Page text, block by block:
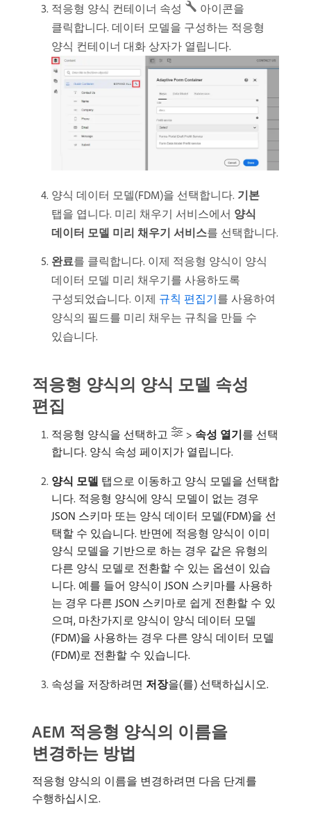
적응형 양식 컨테이너 속성
아이콘을
클릭합니다. 데이터 모델을 구성하는 적응형
양식 컨테이너 대화 상자가 열립니다.
양식 데이터 모델(FDM)을 선택합니다. 기본
탭을 엽니다. 미리 채우기 서비스에서 양식
데이터 모델 미리 채우기 서비스​를 선택합니다.
완료​를 클릭합니다. 이제 적응형 양식이 양식
데이터 모델 미리 채우기를 사용하도록
구성되었습니다. 이제 규칙 편집기를 사용하여
양식의 필드를 미리 채우는 규칙을 만들 수
있습니다.
적응형 양식의 양식 모델 속성
편집
적응형 양식을 선택하고 > 속성 열기​를 선택
합니다. 양식 속성 페이지가 열립니다.
양식 모델 탭으로 이동하고 양식 모델을 선택합
니다. 적응형 양식에 양식 모델이 없는 경우
JSON 스키마 또는 양식 데이터 모델(FDM)을 선
택할 수 있습니다. 반면에 적응형 양식이 이미
양식 모델을 기반으로 하는 경우 같은 유형의
다른 양식 모델로 전환할 수 있는 옵션이 있습
니다. 예를 들어 양식이 JSON 스키마를 사용하
는 경우 다른 JSON 스키마로 쉽게 전환할 수 있
으며, 마찬가지로 양식이 양식 데이터 모델
(FDM)을 사용하는 경우 다른 양식 데이터 모델
(FDM)로 전환할 수 있습니다.
속성을 저장하려면 저장​을(를) 선택하십시오.
AEM 적응형 양식의 이름을
변경하는 방법
적응형 양식의 이름을 변경하려면 다음 단계를
수행하십시오.